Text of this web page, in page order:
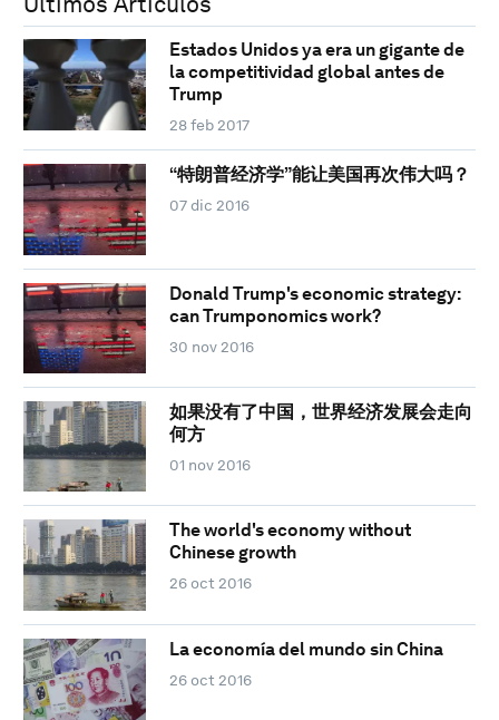
Estados Unidos ya era un gigante de
la competitividad global antes de
Trump
28 feb 2017
“特朗普经济学”能让美国再次伟大吗？
07 dic 2016
Donald Trump's economic strategy:
can Trumponomics work?
30 nov 2016
如果没有了中国，世界经济发展会走向
何方
01 nov 2016
The world's economy without
Chinese growth
26 oct 2016
La economía del mundo sin China
26 oct 2016